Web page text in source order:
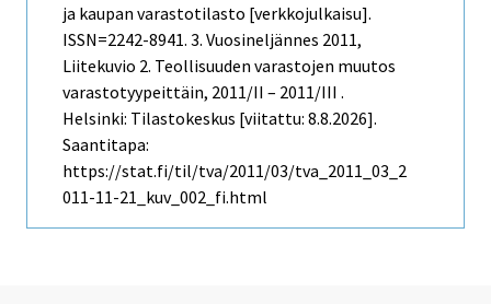
ja kaupan varastotilasto [verkkojulkaisu].
ISSN=2242-8941. 3. Vuosineljännes 2011,
Liitekuvio 2. Teollisuuden varastojen muutos
varastotyypeittäin, 2011/II – 2011/III .
Helsinki: Tilastokeskus [viitattu: 8.8.2026].
Saantitapa:
https://stat.fi/til/tva/2011/03/tva_2011_03_2
011-11-21_kuv_002_fi.html